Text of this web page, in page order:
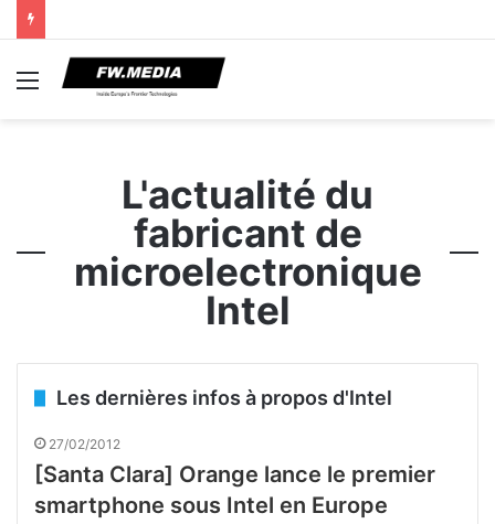
Menu
L'actualité du
fabricant de
microelectronique
Intel
Les dernières infos à propos d'Intel
27/02/2012
[Santa Clara] Orange lance le premier
smartphone sous Intel en Europe